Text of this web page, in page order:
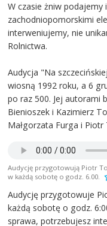
W czasie żniw
zachodniopomorskimi
interweniujemy, nie
Rolnictwa.
Audycja "Na
wiosną 1992 roku, a 6
po raz 500. Jej autorami
Bienioszek i Kazimierz
Małgorzata Furga i Piotr
Audycję przygotowują Piotr
w każdą sobotę o godz. 6.00.
Audycję przygotowuje
każdą sobotę o godz.
sprawa, potrzebujesz